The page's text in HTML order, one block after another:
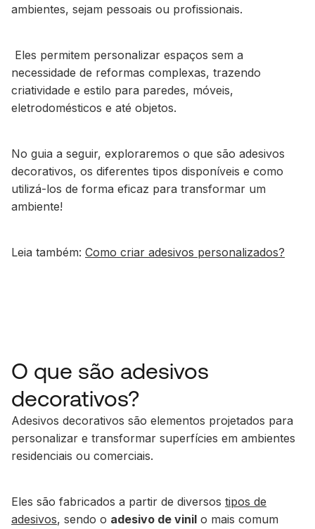
ambientes, sejam pessoais ou profissionais.
Eles permitem personalizar espaços sem a
necessidade de reformas complexas, trazendo
criatividade e estilo para paredes, móveis,
eletrodomésticos e até objetos.
No guia a seguir, exploraremos o que são adesivos
decorativos, os diferentes tipos disponíveis e como
utilizá-los de forma eficaz para transformar um
ambiente!
Leia também: Como criar adesivos personalizados?
O que são adesivos
decorativos?
Adesivos decorativos são elementos projetados para
personalizar e transformar superfícies em ambientes
residenciais ou comerciais.
Eles são fabricados a partir de diversos tipos de
adesivos, sendo o adesivo de vinil o mais comum